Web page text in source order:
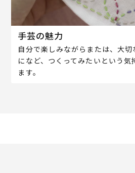
手芸の魅力
自分で楽しみながらまたは、大切
になど、つくってみたいという気
ます。